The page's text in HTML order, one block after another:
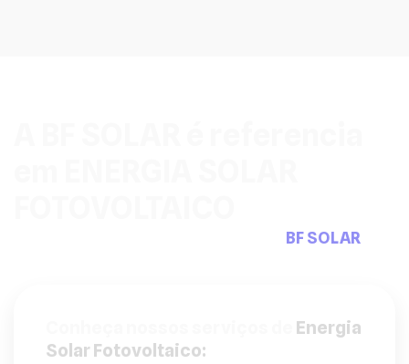
BF SOLAR
Energia
Solar Fotovoltaico: